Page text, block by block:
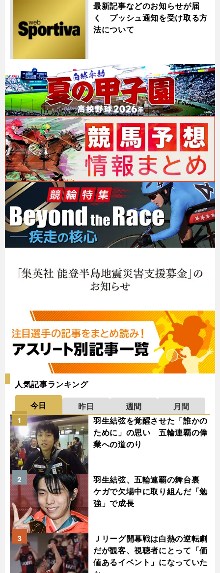
最新記事などのお知らせが届
く プッシュ通知を受け取る方
法について
人気記事ランキング
今日 昨日 週間
月間
羽生結弦を覚醒させた「誰かの
ために」の思い 五輪連覇の偉
業への道のり
1
羽生結弦、五輪連覇の舞台裏
ケガで欠場中に取り組んだ「勉
強」で成長
2
Ｊリーグ開幕戦は白熱の逆転劇
だが観客、視聴者にとって「価
値あるイベント」になっていた
3